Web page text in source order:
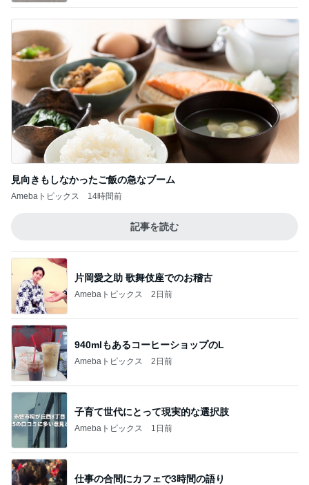
見向きもしなかったご飯の急なブーム
Amebaトピックス 14時間前
記事を読む
片岡愛之助 歌舞伎座でのお稽古
Amebaトピックス 2日前
940mlもあるコーヒーショップのL
Amebaトピックス 2日前
子育て世代にとって現実的な選択肢
Amebaトピックス 1日前
仕事の合間にカフェで3時間の語り